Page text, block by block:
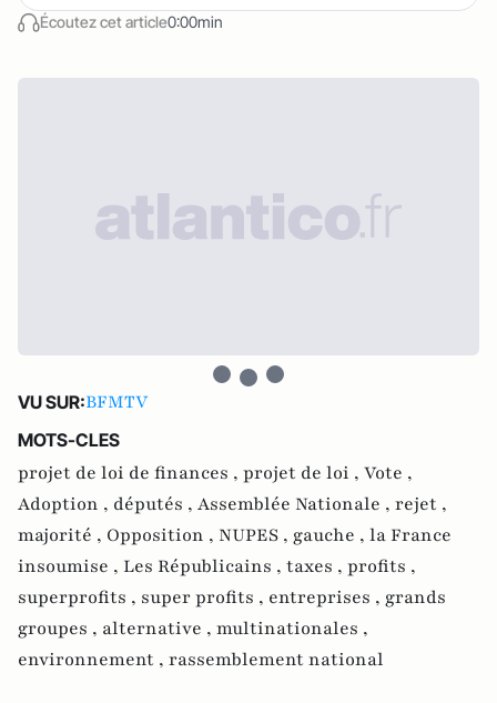
Écoutez cet article0:00min
VU SUR:BFMTV
MOTS-CLES
projet de loi de finances , projet de loi , Vote ,
Adoption , députés , Assemblée Nationale , rejet ,
majorité , Opposition , NUPES , gauche , la France
insoumise , Les Républicains , taxes , profits ,
superprofits , super profits , entreprises , grands
groupes , alternative , multinationales ,
environnement , rassemblement national